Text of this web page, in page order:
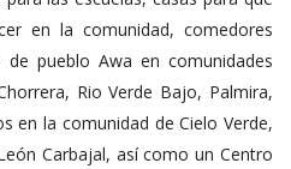
en la comunidad, comedores
pueblo Awa en comunidades
Rio Verde Bajo, Palmira,
en la comunidad de Cielo Verde,
Carbajal, así como un Centro